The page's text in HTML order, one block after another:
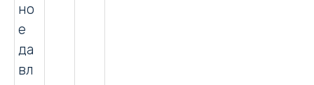
но
е
да
вл